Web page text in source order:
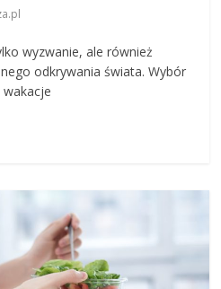
wyzwanie, ale również
odkrywania świata. Wybór